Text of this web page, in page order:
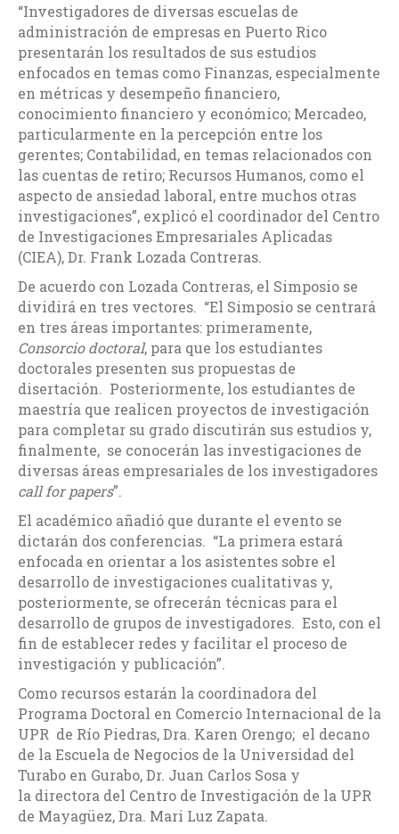
“Investigadores de diversas escuelas de
administración de empresas en Puerto Rico
presentarán los resultados de sus estudios
enfocados en temas como Finanzas, especialmente
en métricas y desempeño financiero,
conocimiento financiero y económico; Mercadeo,
particularmente en la percepción entre los
gerentes; Contabilidad, en temas relacionados con
las cuentas de retiro; Recursos Humanos, como el
aspecto de ansiedad laboral, entre muchos otras
investigaciones”, explicó el coordinador del Centro
de Investigaciones Empresariales Aplicadas
(CIEA), Dr. Frank Lozada Contreras.
De acuerdo con Lozada Contreras, el Simposio se
dividirá en tres vectores. “El Simposio se centrará
en tres áreas importantes: primeramente,
Consorcio doctoral, para que los estudiantes
doctorales presenten sus propuestas de
disertación. Posteriormente, los estudiantes de
maestría que realicen proyectos de investigación
para completar su grado discutirán sus estudios y,
finalmente, se conocerán las investigaciones de
diversas áreas empresariales de los investigadores
call for papers”.
El académico añadió que durante el evento se
dictarán dos conferencias. “La primera estará
enfocada en orientar a los asistentes sobre el
desarrollo de investigaciones cualitativas y,
posteriormente, se ofrecerán técnicas para el
desarrollo de grupos de investigadores. Esto, con el
fin de establecer redes y facilitar el proceso de
investigación y publicación”.
Como recursos estarán la coordinadora del
Programa Doctoral en Comercio Internacional de la
UPR de Río Piedras, Dra. Karen Orengo; el decano
de la Escuela de Negocios de la Universidad del
Turabo en Gurabo, Dr. Juan Carlos Sosa y
la directora del Centro de Investigación de la UPR
de Mayagüez, Dra. Mari Luz Zapata.